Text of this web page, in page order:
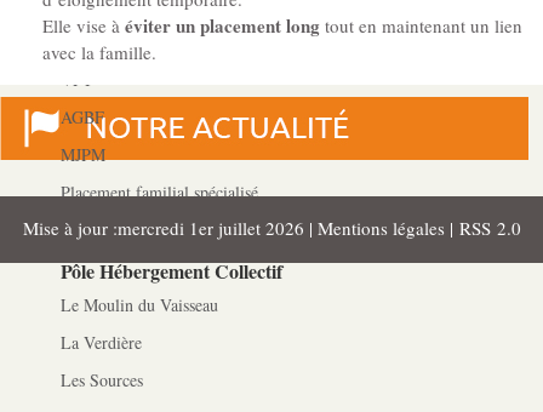
Pôle Protection et Soutien Familial
Médiation familiale
VPT
AGBF
MJPM
Placement familial spécialisé
Pôle Hébergement Collectif
Le Moulin du Vaisseau
La Verdière
Les Sources
Elle vise à éviter un placement long tout en maintenant un lien
avec la famille.
Mise à jour :mercredi 1er juillet 2026 | Mentions légales | RSS 2.0